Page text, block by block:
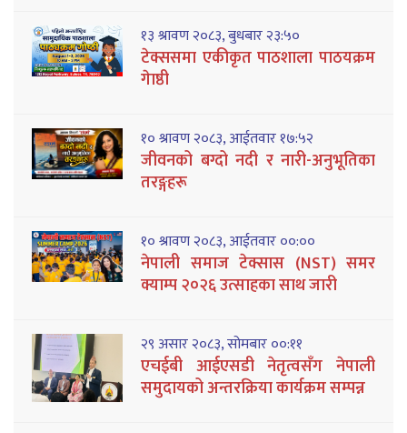
१३ श्रावण २०८३, बुधबार २३:५०
टेक्ससमा एकीकृत पाठशाला पाठयक्रम
गेाष्ठी
१० श्रावण २०८३, आईतवार १७:५२
जीवनको बग्दो नदी र नारी-अनुभूतिका
तरङ्गहरू
१० श्रावण २०८३, आईतवार ००:००
नेपाली समाज टेक्सास (NST) समर
क्याम्प २०२६ उत्साहका साथ जारी
२९ असार २०८३, सोमबार ००:११
एचईबी आईएसडी नेतृत्वसँग नेपाली
समुदायको अन्तरक्रिया कार्यक्रम सम्पन्न